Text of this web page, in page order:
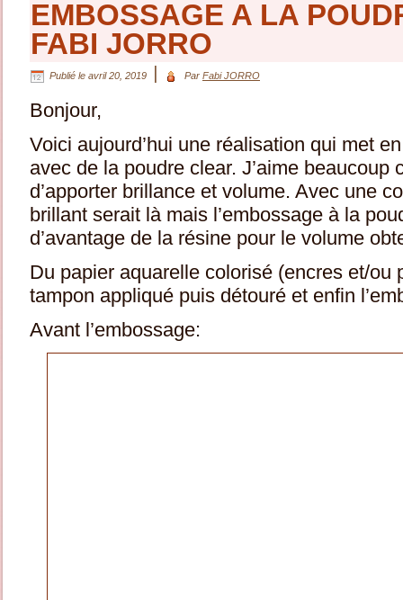
EMBOSSAGE A LA
FABI JORRO
Publié le avril 20, 2019 Par Fabi JORRO
Bonjour,
Voici aujourd’hui une réalisation qui met
avec de la poudre clear. J’aime beaucoup
d’apporter brillance et volume. Avec une
brillant serait là mais l’embossage à la
d’avantage de la résine pour le volume
Du papier aquarelle colorisé (encres et/ou
tampon appliqué puis détouré et enfin
Avant l’embossage: